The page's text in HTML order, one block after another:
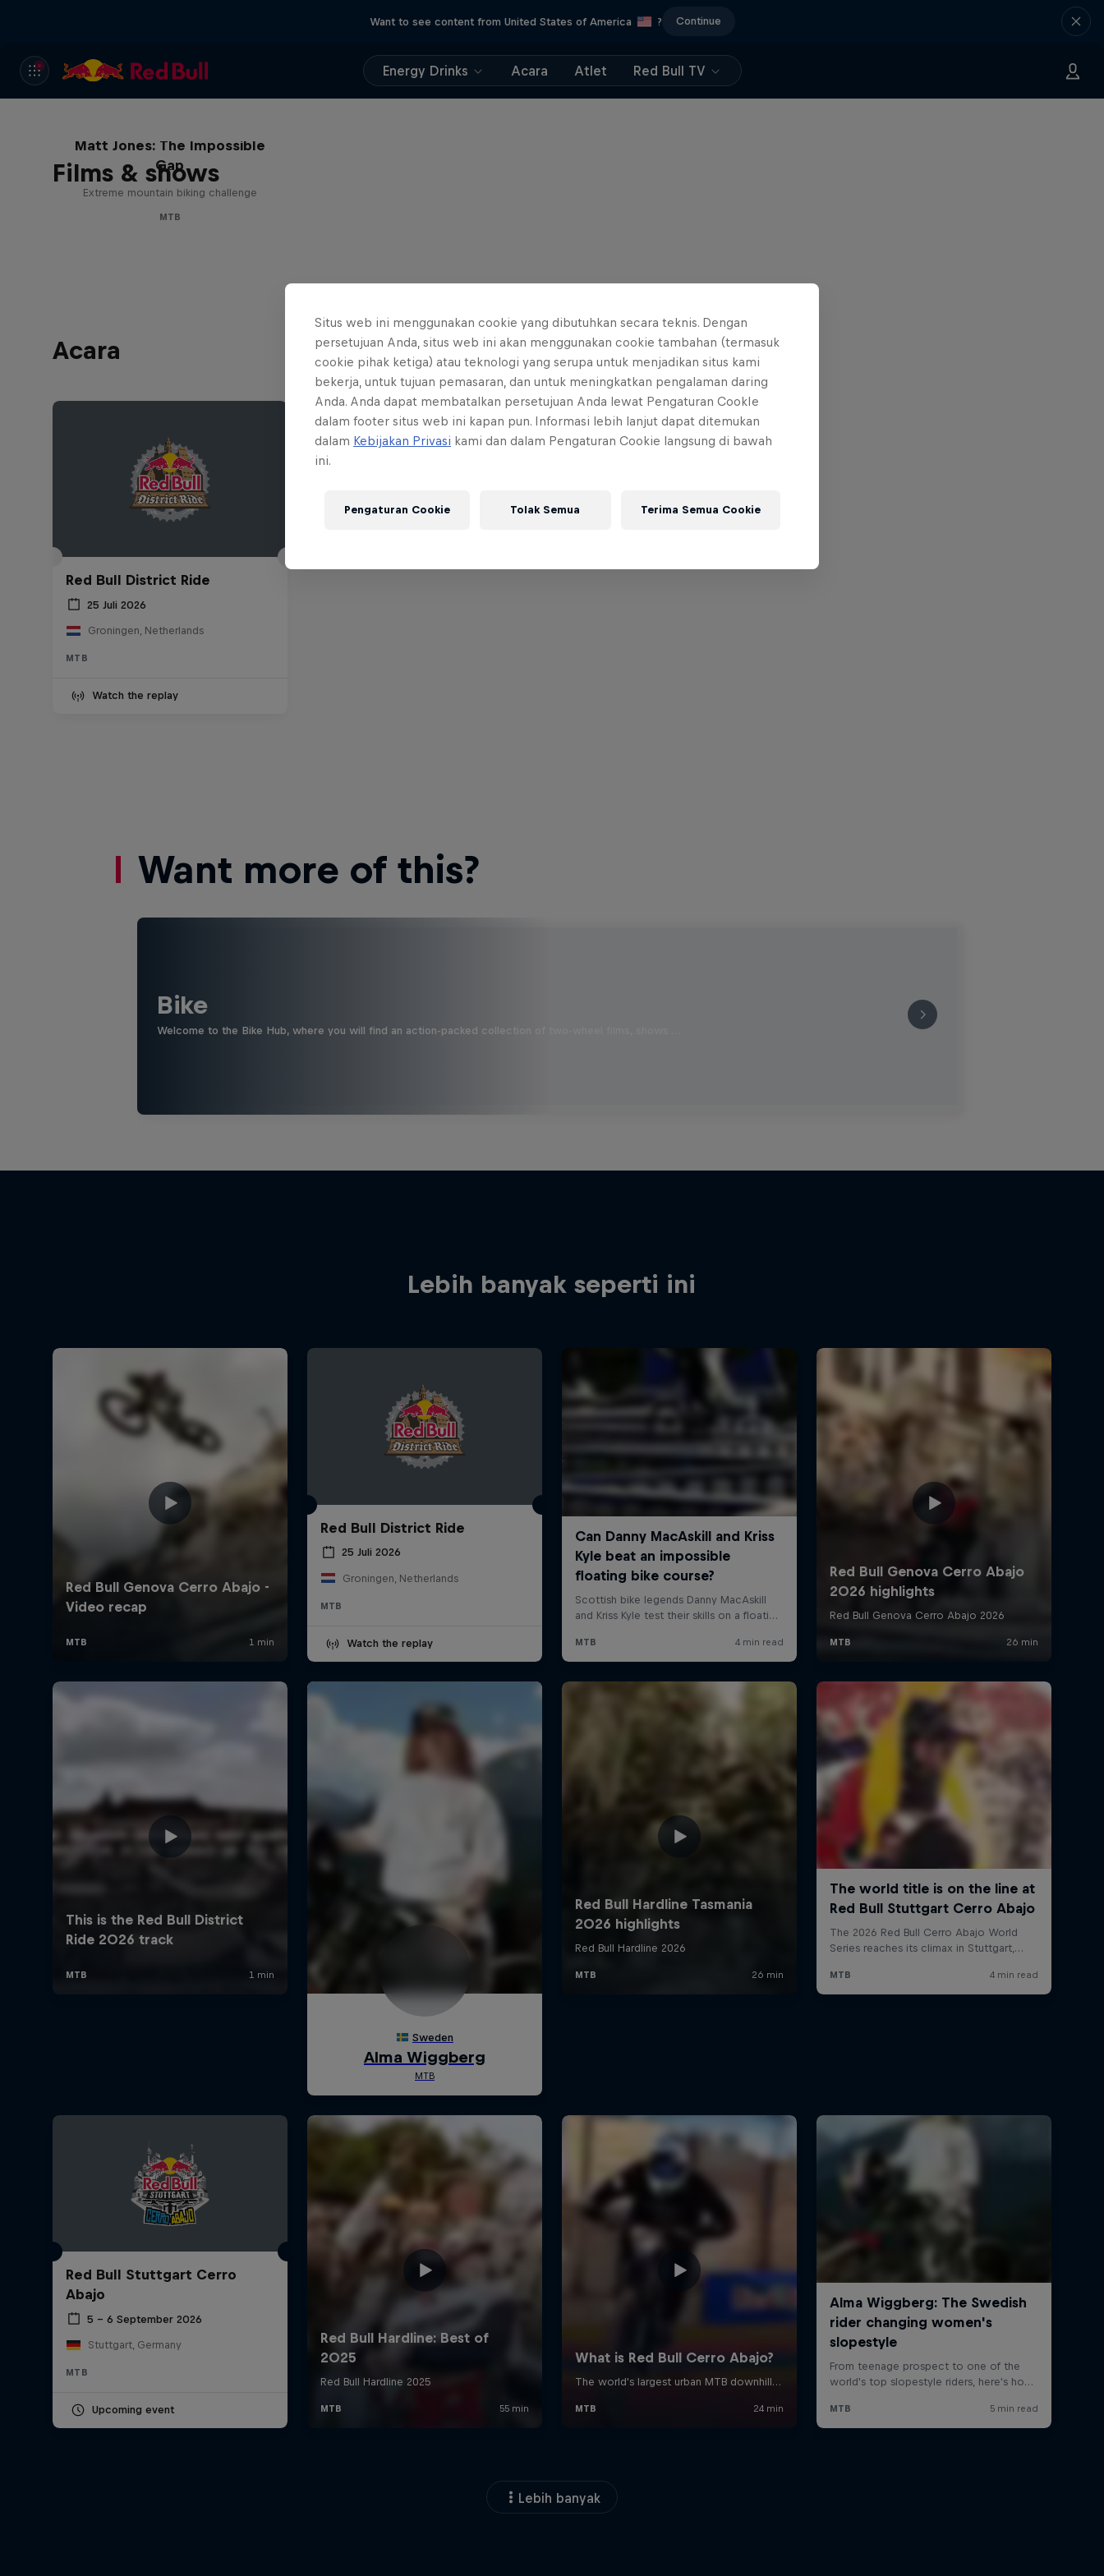
Want to see content from United States of America ? Continue
Energy Drinks Acara Atlet Red Bull TV
Films & shows
Matt Jones: The Impossible
Gap
Extreme mountain biking challenge
MTB
Acara
Red Bull District Ride
25 Juli 2026
Groningen, Netherlands
MTB
Watch the replay
Want more of this?
Bike
Welcome to the Bike Hub, where you will find an action-packed collection of two-wheel films, shows …
Lebih banyak seperti ini
Red Bull District Ride
25 Juli 2026
Groningen, Netherlands
MTB
Watch the replay
Red Bull Stuttgart Cerro
Abajo
5 – 6 September 2026
Stuttgart, Germany
MTB
Upcoming event
Lebih banyak
Situs web ini menggunakan cookie yang dibutuhkan secara teknis. Dengan
persetujuan Anda, situs web ini akan menggunakan cookie tambahan (termasuk
cookie pihak ketiga) atau teknologi yang serupa untuk menjadikan situs kami
bekerja, untuk tujuan pemasaran, dan untuk meningkatkan pengalaman daring
Anda. Anda dapat membatalkan persetujuan Anda lewat Pengaturan CookIe
dalam footer situs web ini kapan pun. Informasi lebih lanjut dapat ditemukan
dalam Kebijakan Privasi kami dan dalam Pengaturan Cookie langsung di bawah
ini.
Pengaturan Cookie Tolak Semua Terima Semua Cookie